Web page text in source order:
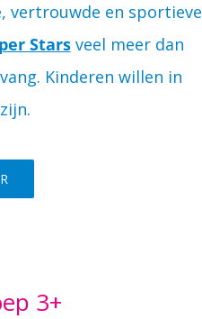
vertrouwde en sportieve
Starsveel meer dan
Kinderen willen in
3+